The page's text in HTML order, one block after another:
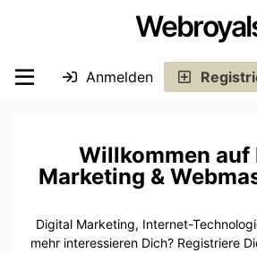
Anmelden
Marketing &
Digital Marketing, Internet-
mehr interessieren Dich? Registriere